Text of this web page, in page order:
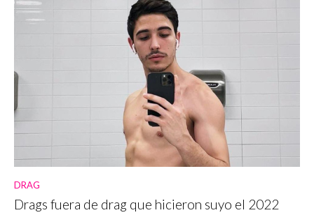
DRAG
Drags fuera de drag que hicieron suyo el 2022